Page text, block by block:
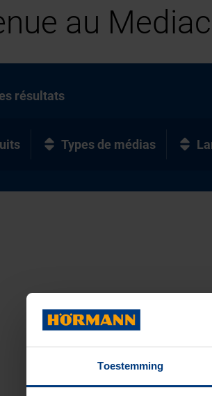
Toestemming
au
résultats
Types de médias